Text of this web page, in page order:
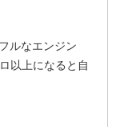
ルなエンジン
以上になると自